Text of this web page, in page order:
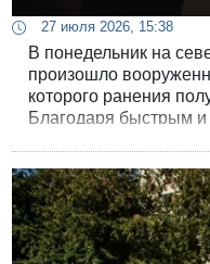
27 июля 2026, 15:38
В понедельник на
произошло
которого ранения
Благодаря быстрым
обезврежен и
органам.